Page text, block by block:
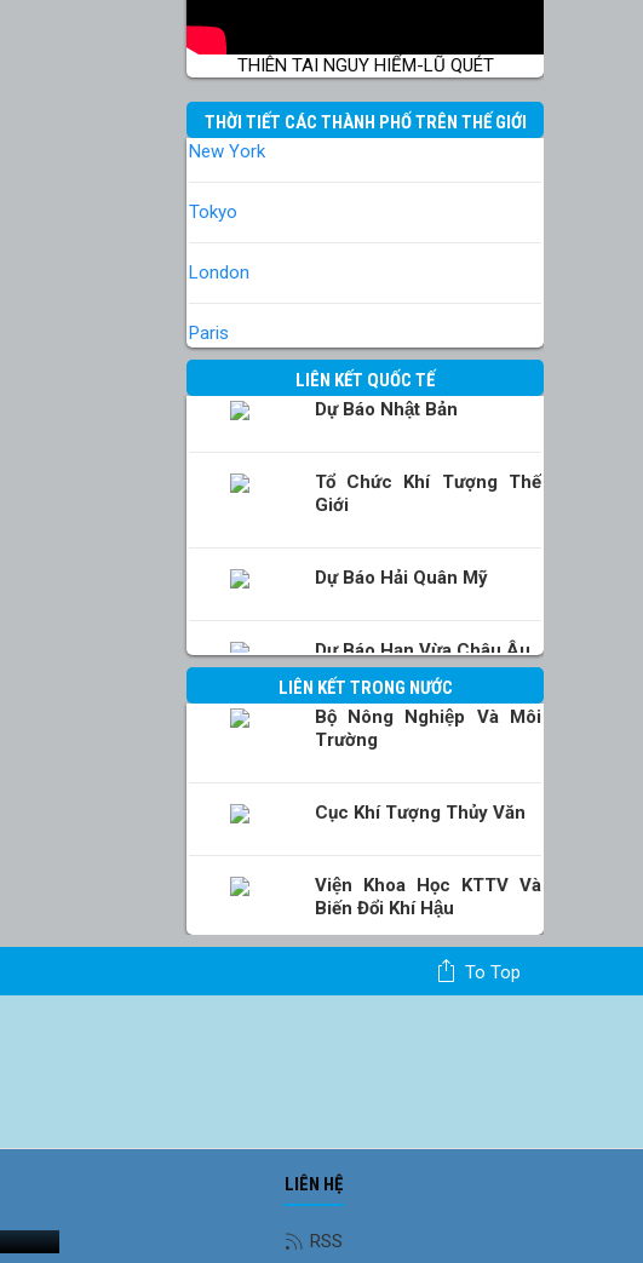
THIÊN TAI NGUY HIỂM-LŨ QUÉT
THỜI TIẾT CÁC THÀNH PHỐ TRÊN THẾ GIỚI
New York
Tokyo
London
Paris
LIÊN KẾT QUỐC TẾ
Dự Báo Nhật Bản
Tổ Chức Khí Tượng Thế
Giới
Dự Báo Hải Quân Mỹ
Dự Báo Hạn Vừa Châu Âu
LIÊN KẾT TRONG NƯỚC
Bộ Nông Nghiệp Và Môi
Trường
Cục Khí Tượng Thủy Văn
Viện Khoa Học KTTV Và
Biến Đổi Khí Hậu
To Top
LIÊN HỆ
RSS